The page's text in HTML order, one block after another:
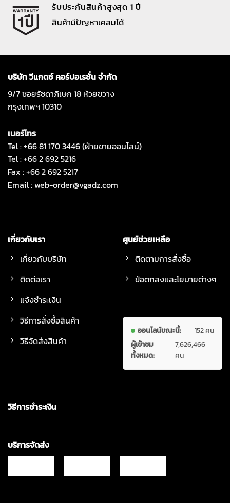
รับประกันสินค้าสูงสุด 1 ปี
สินค้ามีปัญหาเคลมได้
บริษัท วีแกดซ์ คอร์ปอเรชั่น จำกัด
9/7 ซอยรัชดาภิเษก 18 ห้วยขวาง
กรุงเทพฯ 10310
เบอร์โทร
Tel : +66 81 170 3446 (ฝ่ายขายออนไลน์)
Tel : +66 2 692 5216
Fax : +66 2 692 5217
Email :web-order@vgadz.com
เกี่ยวกับเรา
เกี่ยวกับบริษัท
ติดต่อเรา
แจ้งชำระเงิน
วิธีการสั่งซื้อสินค้า
วิธีจัดส่งสินค้า
ศูนย์ช่วยเหลือ
ติดตามการสั่งซื้อ
ข้อตกลงและโยบายต่างๆ
ออนไลน์ขณะนี้:
152 คน
ผู้เข้าชม
ทั้งหมด:
7,626,466
คน
วิธีการชำระเงิน
บริการจัดส่ง